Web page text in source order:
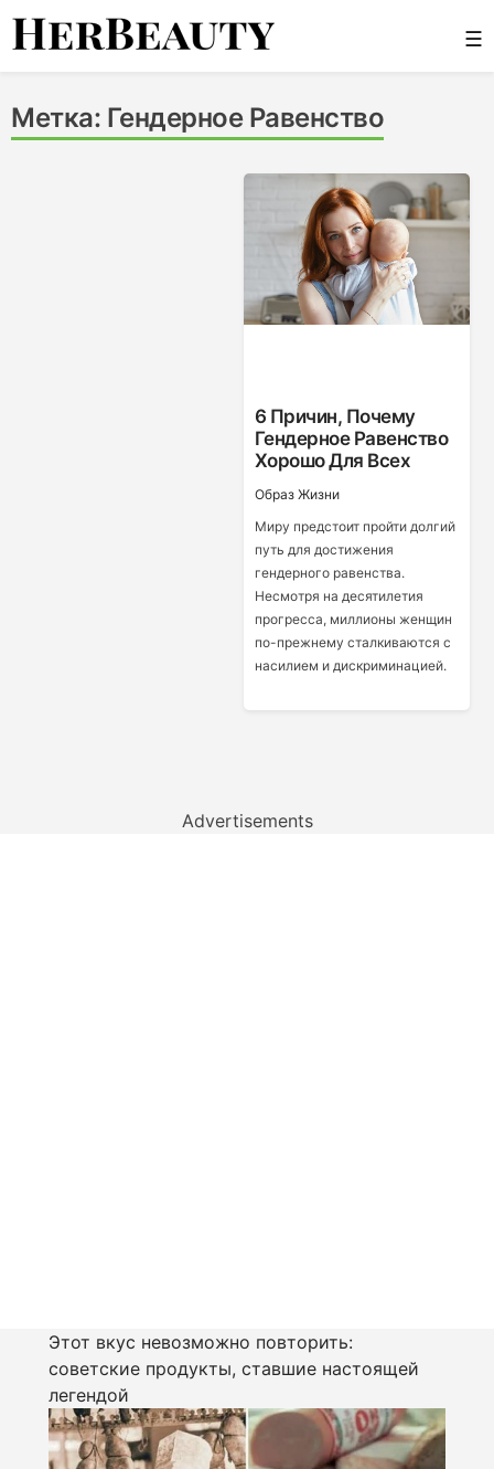
Skip
☰
Метка: Гендерное Равенство
6 Причин, Почему
Гендерное Равенство
Хорошо Для Всех
Образ Жизни
Миру предстоит пройти долгий
путь для достижения
гендерного равенства.
Несмотря на десятилетия
прогресса, миллионы женщин
по-прежнему сталкиваются с
насилием и дискриминацией.
Advertisements
Этот вкус невозможно повторить:
советские продукты, ставшие настоящей
легендой